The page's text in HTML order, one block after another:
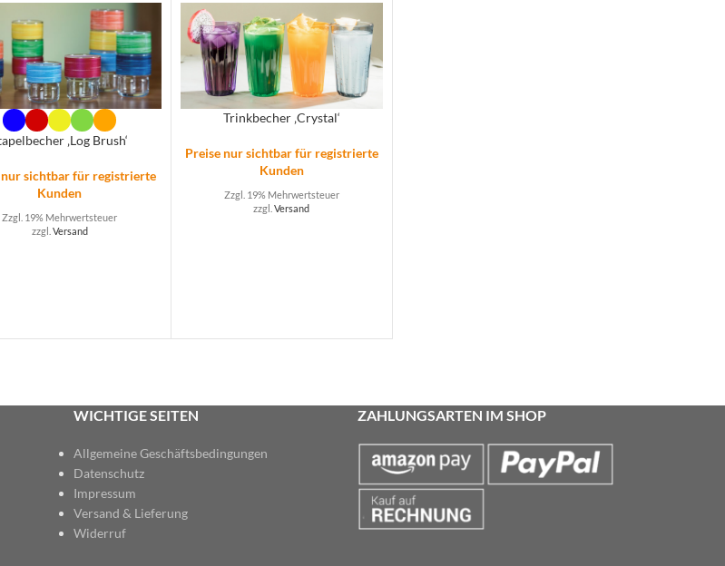
‚Log Brush‘
nur sichtbar für registrierte
Kunden
Zzgl. 19% Mehrwertsteuer
zzgl. Versand
Trinkbecher ‚Crystal‘
Preise nur sichtbar für registrierte
Kunden
Zzgl. 19% Mehrwertsteuer
zzgl.Versand
WICHTIGE SEITEN
Allgemeine Geschäftsbedingungen
Datenschutz
Impressum
Versand & Lieferung
Widerruf
ZAHLUNGSARTEN IM SHOP